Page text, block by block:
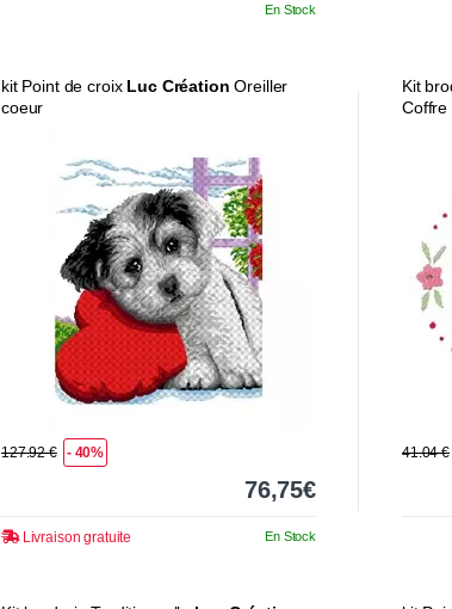
En Stock
kit Point de croix Luc Création Oreiller
coeur
127.92 € - 40%
76,75€
Livraison gratuite En Stock
Kit
Coffre
41.04 €